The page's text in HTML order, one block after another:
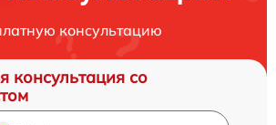
консультацию
консультация со